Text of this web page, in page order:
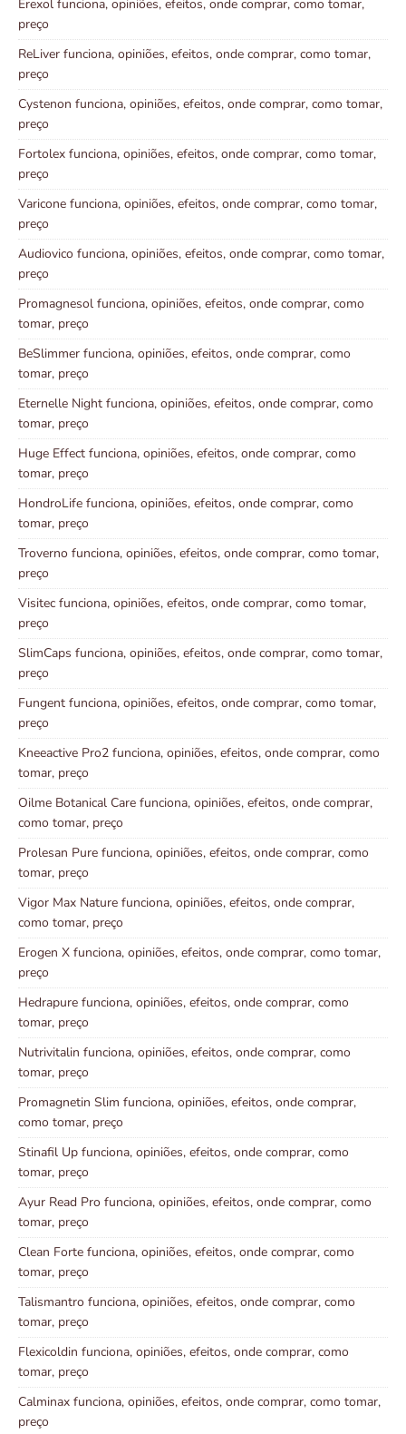
Erexol funciona, opiniões, efeitos, onde comprar, como tomar,
preço
ReLiver funciona, opiniões, efeitos, onde comprar, como tomar,
preço
Cystenon funciona, opiniões, efeitos, onde comprar, como tomar,
preço
Fortolex funciona, opiniões, efeitos, onde comprar, como tomar,
preço
Varicone funciona, opiniões, efeitos, onde comprar, como tomar,
preço
Audiovico funciona, opiniões, efeitos, onde comprar, como tomar,
preço
Promagnesol funciona, opiniões, efeitos, onde comprar, como
tomar, preço
BeSlimmer funciona, opiniões, efeitos, onde comprar, como
tomar, preço
Eternelle Night funciona, opiniões, efeitos, onde comprar, como
tomar, preço
Huge Effect funciona, opiniões, efeitos, onde comprar, como
tomar, preço
HondroLife funciona, opiniões, efeitos, onde comprar, como
tomar, preço
Troverno funciona, opiniões, efeitos, onde comprar, como tomar,
preço
Visitec funciona, opiniões, efeitos, onde comprar, como tomar,
preço
SlimCaps funciona, opiniões, efeitos, onde comprar, como tomar,
preço
Fungent funciona, opiniões, efeitos, onde comprar, como tomar,
preço
Kneeactive Pro2 funciona, opiniões, efeitos, onde comprar, como
tomar, preço
Oilme Botanical Care funciona, opiniões, efeitos, onde comprar,
como tomar, preço
Prolesan Pure funciona, opiniões, efeitos, onde comprar, como
tomar, preço
Vigor Max Nature funciona, opiniões, efeitos, onde comprar,
como tomar, preço
Erogen X funciona, opiniões, efeitos, onde comprar, como tomar,
preço
Hedrapure funciona, opiniões, efeitos, onde comprar, como
tomar, preço
Nutrivitalin funciona, opiniões, efeitos, onde comprar, como
tomar, preço
Promagnetin Slim funciona, opiniões, efeitos, onde comprar,
como tomar, preço
Stinafil Up funciona, opiniões, efeitos, onde comprar, como
tomar, preço
Ayur Read Pro funciona, opiniões, efeitos, onde comprar, como
tomar, preço
Clean Forte funciona, opiniões, efeitos, onde comprar, como
tomar, preço
Talismantro funciona, opiniões, efeitos, onde comprar, como
tomar, preço
Flexicoldin funciona, opiniões, efeitos, onde comprar, como
tomar, preço
Calminax funciona, opiniões, efeitos, onde comprar, como tomar,
preço